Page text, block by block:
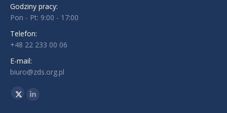
Godziny pracy:
Pon - Pt: 9:00 - 17:00
Telefon:
+48 22 233 00 06
E-mail:
biuro@zds.org.pl
Znajdź nas na:
TwitterLinkedin